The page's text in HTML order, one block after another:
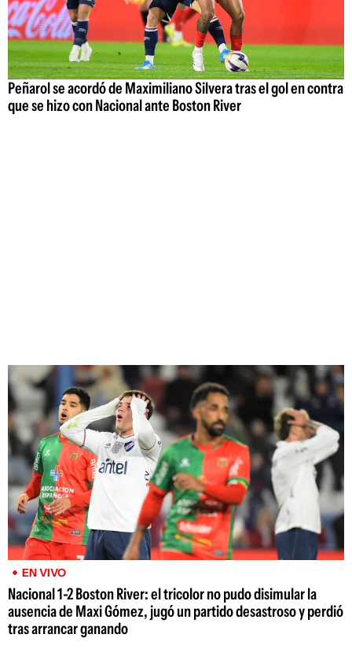
Peñarol se acordó de Maximiliano Silvera tras el gol en contra
que se hizo con Nacional ante Boston River
EN VIVO
Nacional 1-2 Boston River: el tricolor no pudo disimular la
ausencia de Maxi Gómez, jugó un partido desastroso y perdió
tras arrancar ganando